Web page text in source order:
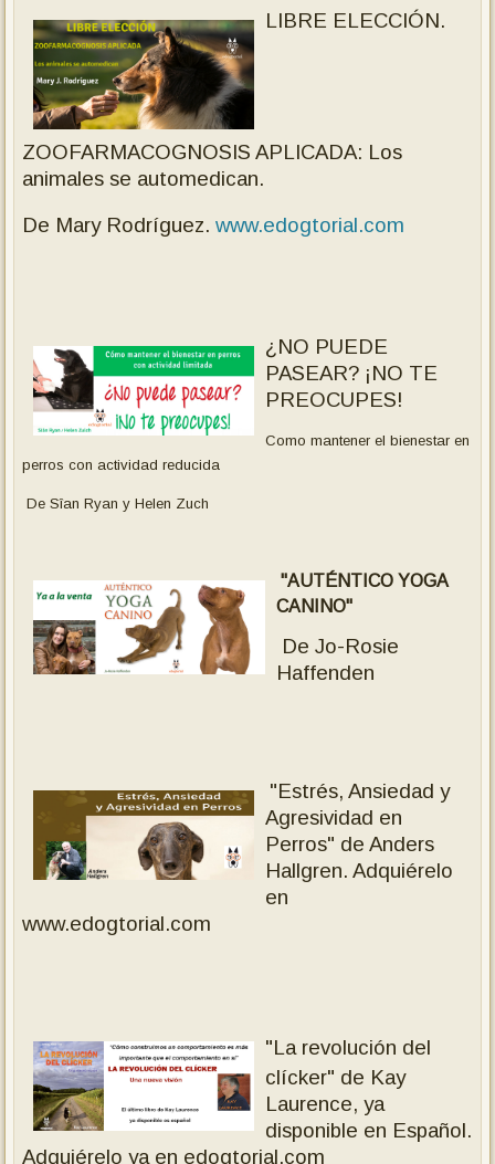
LIBRE ELECCIÓN.
ZOOFARMACOGNOSIS APLICADA: Los
animales se automedican.
De Mary Rodríguez.www.edogtorial.com
¿NO PUEDE
PASEAR? ¡NO TE
PREOCUPES!
Como mantener el bienestar en
perros con actividad reducida
De Sîan Ryan y Helen Zuch
"AUTÉNTICO YOGA
CANINO"
De Jo-Rosie
Haffenden
"Estrés, Ansiedad y
Agresividad en
Perros" de Anders
Hallgren.Adquiérelo
en
www.edogtorial.com
"La revolución del
clícker" de Kay
Laurence, ya
disponible en Español.
Adquiérelo ya en edogtorial.com